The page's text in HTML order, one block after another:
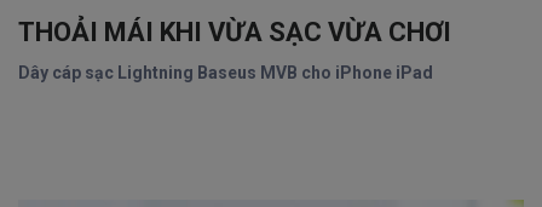
THOẢI MÁI KHI VỪA SẠC VỪA CHƠI
Dây cáp sạc Lightning Baseus MVB cho iPhone iPad